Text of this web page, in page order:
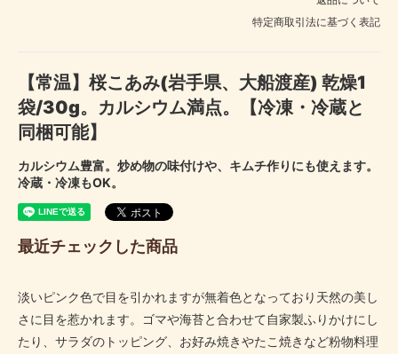
特定商取引法に基づく表記
【常温】桜こあみ(岩手県、大船渡産) 乾燥1
袋/30g。カルシウム満点。【冷凍・冷蔵と
同梱可能】
カルシウム豊富。炒め物の味付けや、キムチ作りにも使えます。
冷蔵・冷凍もOK。
最近チェックした商品
淡いピンク色で目を引かれますが無着色となっており天然の美し
さに目を惹かれます。ゴマや海苔と合わせて自家製ふりかけにし
たり、サラダのトッピング、お好み焼きやたこ焼きなど粉物料理